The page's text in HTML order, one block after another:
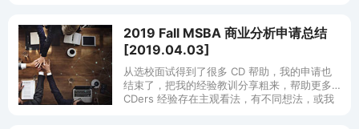
2019 Fall MSBA 商业分析申请总结
[2019.04.03]
从选校面试得到了很多 CD 帮助，我的申请也
结束了，把我的经验教训分享粗来，帮助更多
CDers 经验存在主观看法，有不同想法，或我